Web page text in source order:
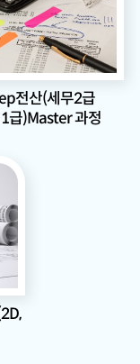
전산(세무2급
급)Master 과정